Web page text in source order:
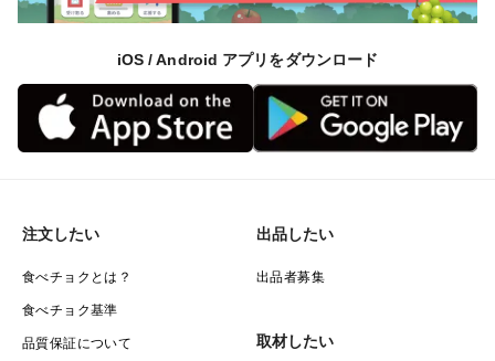
炭水化物0.1ｇ
日本食品標準成分表による推定値
iOS / Android アプリをダウンロード
注文したい
食べチョクとは？
食べチョク基準
品質保証について
出品したい
出品者募集
取材したい